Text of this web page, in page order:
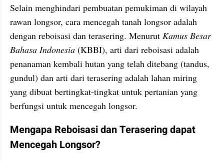
Selain menghindari pembuatan pemukiman di wilayah
rawan longsor, cara mencegah tanah longsor adalah
dengan reboisasi dan terasering. Menurut Kamus Besar
Bahasa Indonesia (KBBI), arti dari reboisasi adalah
penanaman kembali hutan yang telah ditebang (tandus,
gundul) dan arti dari terasering adalah lahan miring
yang dibuat bertingkat-tingkat untuk pertanian yang
berfungsi untuk mencegah longsor.
Mengapa Reboisasi dan Terasering dapat
Mencegah Longsor?